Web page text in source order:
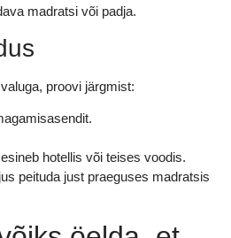
madratsi või padja.
proovi järgmist:
hotellis või teises voodis.
peituda just praeguses madratsis